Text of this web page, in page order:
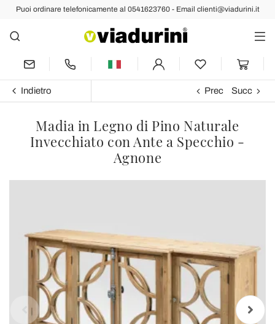
Puoi ordinare telefonicamente al 0541623760 - Email clienti@viadurini.it
Indietro Prec Succ
Madia in Legno di Pino Naturale
Invecchiato con Ante a Specchio -
Agnone